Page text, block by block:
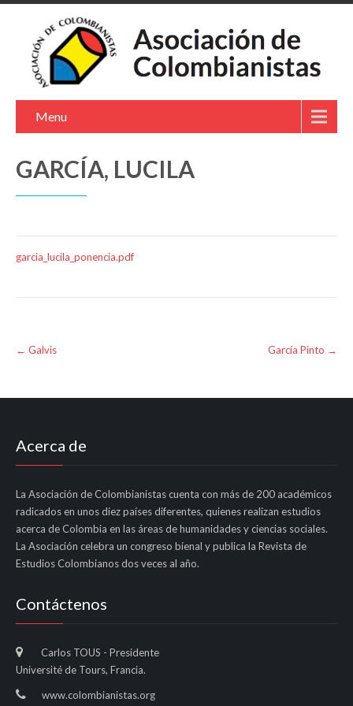
Menu
GARCÍA, LUCILA
garcia_lucila_ponencia.pdf
Post
navigation
← Galvis García Pinto →
Acerca de
La Asociación de Colombianistas cuenta con más de 200 académicos
radicados en unos diez países diferentes, quienes realizan estudios
acerca de Colombia en las áreas de humanidades y ciencias sociales.
La Asociación celebra un congreso bienal y publica la Revista de
Estudios Colombianos dos veces al año.
Contáctenos
Carlos TOUS - Presidente
Université de Tours, Francia.
www.colombianistas.org